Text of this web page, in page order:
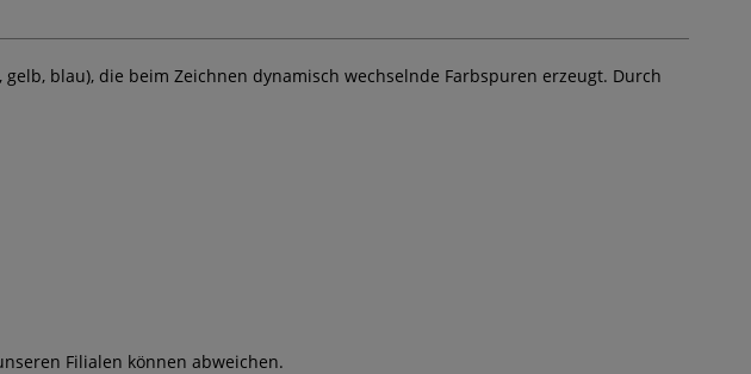
blau), die beim Zeichnen dynamisch wechselnde Farbspuren erzeugt. Durch
Filialen können abweichen.